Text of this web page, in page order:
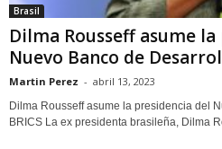
Brasil
Dilma Rousseff asume
Nuevo Banco de
Martin Perez - abril 13, 2023
Dilma Rousseff asume la presidencia del
BRICS La ex presidenta brasileña, Dilma